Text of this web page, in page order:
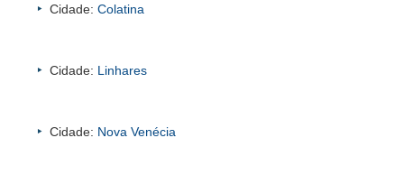
Cidade: Colatina
Cidade: Linhares
Cidade: Nova Venécia